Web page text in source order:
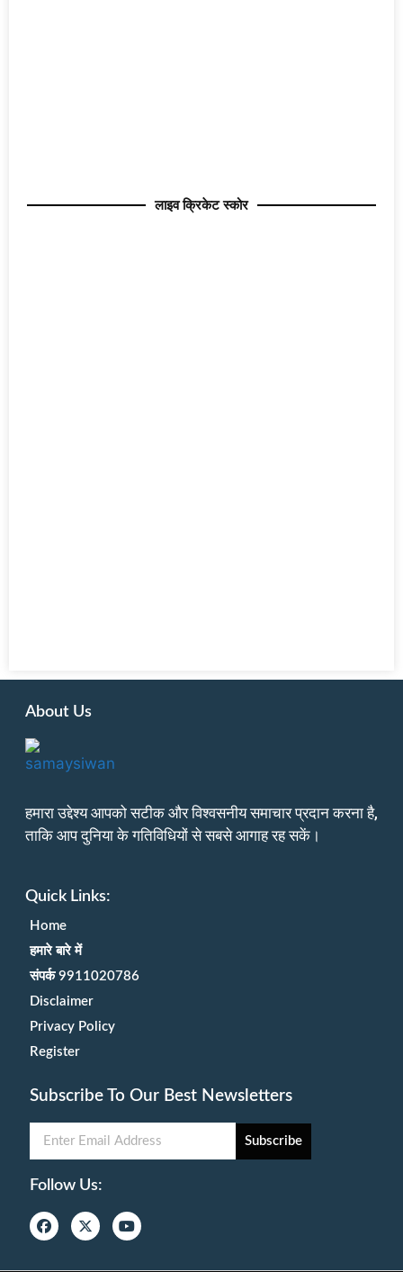
लाइव क्रिकेट स्कोर
About Us
हमारा उद्देश्य आपको सटीक और विश्वसनीय समाचार प्रदान करना है,
ताकि आप दुनिया के गतिविधियों से सबसे आगाह रह सकें।
Quick Links:
Home
हमारे बारे में
संपर्क 9911020786
Disclaimer
Privacy Policy
Register
Subscribe To Our Best Newsletters
Subscribe
Follow Us: